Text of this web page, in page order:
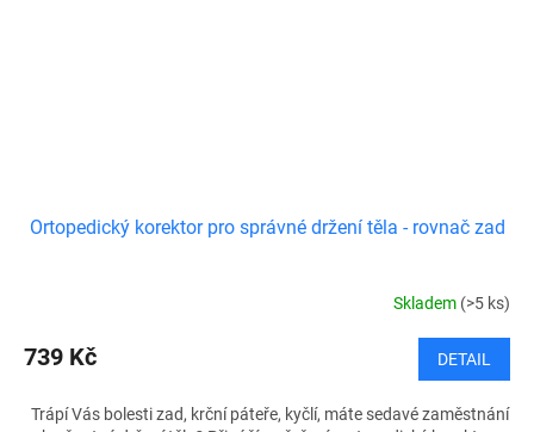
Ortopedický korektor pro správné držení těla - rovnač zad
Skladem (>5 ks)
739 Kč DETAIL
Trápí Vás bolesti zad, krční páteře, kyčlí, máte sedavé zaměstnání